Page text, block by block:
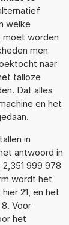
welke
moet worden
men
naar
talloze
Dat alles
en het
in
antwoord in
999 978
wordt het
21, en het
Voor
het